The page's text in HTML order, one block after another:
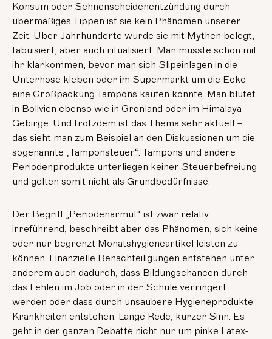
Konsum oder Sehnenscheidenentzündung durch
übermäßiges Tippen ist sie kein Phänomen unserer
Zeit. Über Jahrhunderte wurde sie mit Mythen belegt,
tabuisiert, aber auch ritualisiert. Man musste schon mit
ihr klarkommen, bevor man sich Slipeinlagen in die
Unterhose kleben oder im Supermarkt um die Ecke
eine Großpackung Tampons kaufen konnte. Man blutet
in Bolivien ebenso wie in Grönland oder im Himalaya-
Gebirge. Und trotzdem ist das Thema sehr aktuell –
das sieht man zum Beispiel an den Diskussionen um die
sogenannte „Tamponsteuer“: Tampons und andere
Periodenprodukte unterliegen keiner Steuerbefreiung
und gelten somit nicht als Grundbedürfnisse.
Der Begriff „Periodenarmut“ ist zwar relativ
irreführend, beschreibt aber das Phänomen, sich keine
oder nur begrenzt Monatshygieneartikel leisten zu
können. Finanzielle Benachteiligungen entstehen unter
anderem auch dadurch, dass Bildungschancen durch
das Fehlen im Job oder in der Schule verringert
werden oder dass durch unsaubere Hygieneprodukte
Krankheiten entstehen. Lange Rede, kurzer Sinn: Es
geht in der ganzen Debatte nicht nur um pinke Latex-